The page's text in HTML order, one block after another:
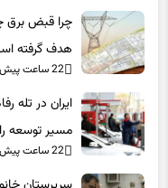
چرا قبض برق
هدف گرفته
22 ساعت پیش
ایران در تله
مسیر توسعه
22 ساعت پیش